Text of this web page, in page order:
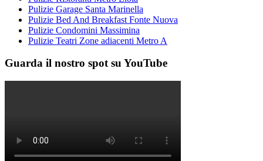
Pulizie Garage Santa Marinella
Pulizie Bed And Breakfast Fonte Nuova
Pulizie Condomini Massimina
Pulizie Teatri Zone adiacenti Metro A
Guarda il nostro spot su YouTube